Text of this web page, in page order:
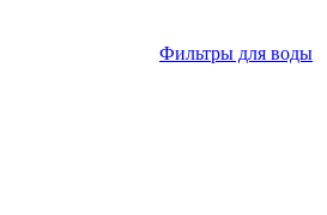
Фильтры для воды